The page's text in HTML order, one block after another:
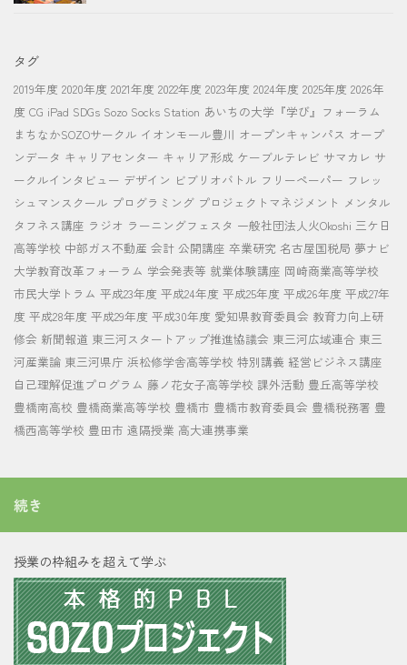
タグ
2019年度 2020年度 2021年度 2022年度 2023年度 2024年度 2025年度 2026年
度 CG iPad SDGs Sozo Socks Station あいちの大学『学び』フォーラム
まちなかSOZOサークル イオンモール豊川 オープンキャンパス オープ
ンデータ キャリアセンター キャリア形成 ケーブルテレビ サマカレ サ
ークルインタビュー デザイン ビブリオバトル フリーペーパー フレッ
シュマンスクール プログラミング プロジェクトマネジメント メンタル
タフネス講座 ラジオ ラーニングフェスタ 一般社団法人火Okoshi 三ケ日
高等学校 中部ガス不動産 会計 公開講座 卒業研究 名古屋国税局 夢ナビ
大学教育改革フォーラム 学会発表等 就業体験講座 岡崎商業高等学校
市民大学トラム 平成23年度 平成24年度 平成25年度 平成26年度 平成27年
度 平成28年度 平成29年度 平成30年度 愛知県教育委員会 教育力向上研
修会 新聞報道 東三河スタートアップ推進協議会 東三河広域連合 東三
河産業論 東三河県庁 浜松修学舎高等学校 特別講義 経営ビジネス講座
自己理解促進プログラム 藤ノ花女子高等学校 課外活動 豊丘高等学校
豊橋南高校 豊橋商業高等学校 豊橋市 豊橋市教育委員会 豊橋税務署 豊
橋西高等学校 豊田市 遠隔授業 高大連携事業
続き
授業の枠組みを超えて学ぶ